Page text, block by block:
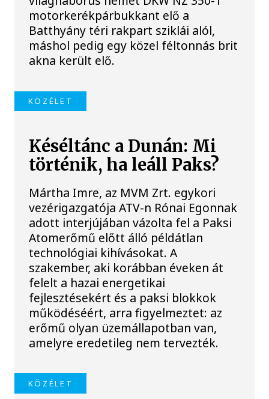
motorkerékpárbukkant elő a
Batthyány téri rakpart sziklái alól,
máshol pedig egy közel féltonnás brit
akna került elő.
KÖZÉLET
Késéltánc a Dunán: Mi
történik, ha leáll Paks?
Mártha Imre, az MVM Zrt. egykori
vezérigazgatója ATV-n Rónai Egonnak
adott interjújában vázolta fel a Paksi
Atomerőmű előtt álló példátlan
technológiai kihívásokat. A
szakember, aki korábban éveken át
felelt a hazai energetikai
fejlesztésekért és a paksi blokkok
működéséért, arra figyelmeztet: az
erőmű olyan üzemállapotban van,
amelyre eredetileg nem tervezték.
KÖZÉLET